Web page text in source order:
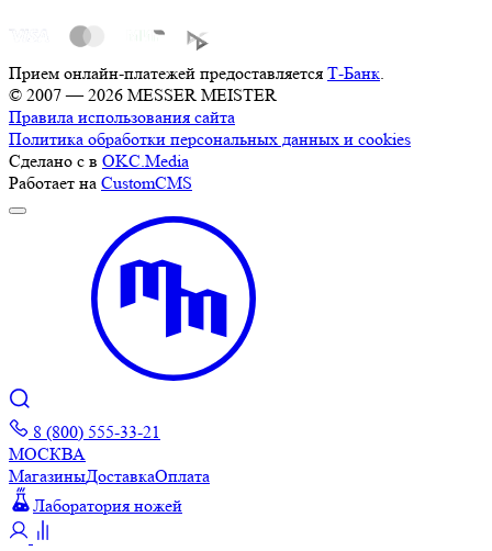
Прием онлайн-платежей предоставляется Т-Банк
© 2007 — 2026 MESSER MEISTER
Правила использования сайта
Политика обработки персональных данных и cookies
Сделано с в OKC.Media
Работает на CustomCMS
8 (800) 555-33-21
МОСКВА
МагазиныДоставкаОплата
Лаборатория ножей